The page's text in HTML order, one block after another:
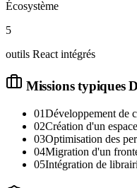
Écosystème
5
outils React intégrés
Missions typiques
01Développement de
02Création d'un
03Optimisation des
04Migration d'un
05Intégration de